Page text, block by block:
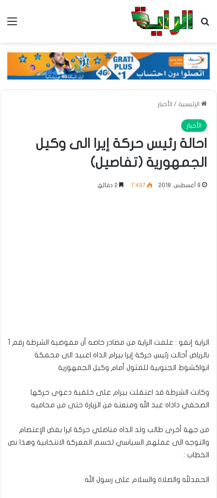
بحث عن
الرئيسية / الأخبار
الأخبار
احالة رئيس حركة إيرا الى وكيل
الجمهورية (تفاصيل)
9 أغسطس، 2018 1٬497
الراية إنفو : علمت الراية من مصادر خاصه أن مفوضية الشرطة رقم 1
بالرياض أحالت رئيس حركة إيرا بيرام الداه اعبيد الى محمكة
انواكشوط الجنوبية للمثول أمام وكيل الجمهورية
وكانت الشرطة قد اعتقلت بيرام على خلفية دعوى حركها
الصحفي داداه عبد الله ومنعته من الزيارة حتى من محاميه
من جهة أخرى طالب ولد الداه مناضلي حركة ايرا بفض الإعتصام
والتوجه الى عملهم السياسي لحسم المعركة الانتخابية وهذا نص
الخطاب :
الحمدلله والصلاة والسلام على رسول الله